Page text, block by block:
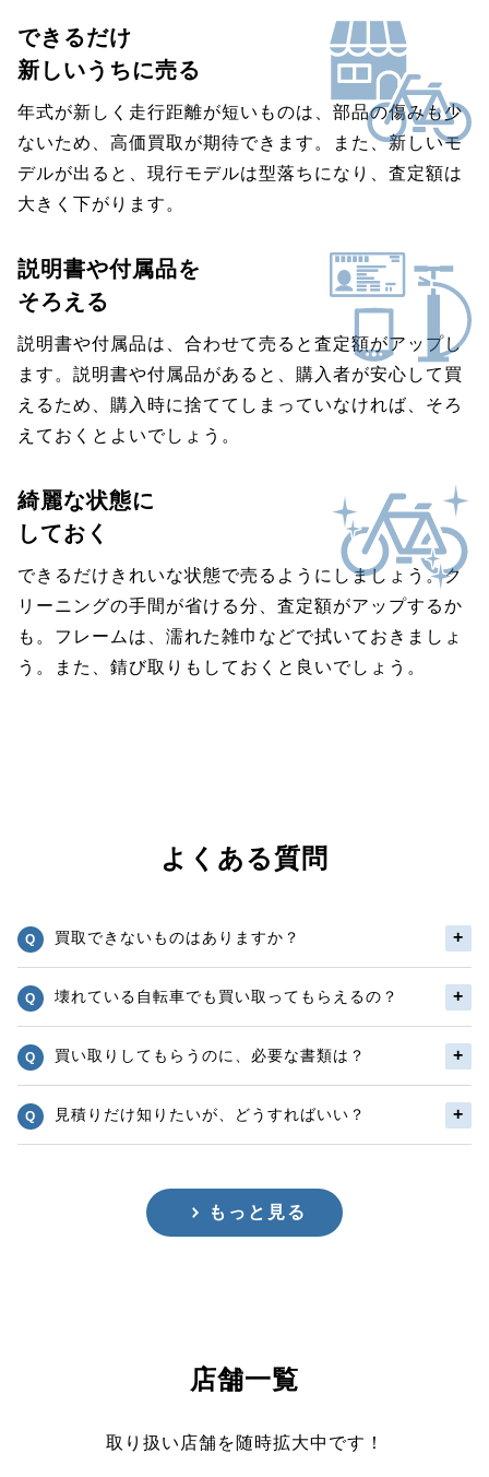
できるだけ
新しいうちに売る
年式が新しく走行距離が短いものは、部品の傷みも少
ないため、高価買取が期待できます。また、新しいモ
デルが出ると、現行モデルは型落ちになり、査定額は
大きく下がります。
説明書や付属品を
そろえる
説明書や付属品は、合わせて売ると査定額がアップし
ます。説明書や付属品があると、購入者が安心して買
えるため、購入時に捨ててしまっていなければ、そろ
えておくとよいでしょう。
綺麗な状態に
しておく
できるだけきれいな状態で売るようにしましょう。ク
リーニングの手間が省ける分、査定額がアップするか
も。フレームは、濡れた雑巾などで拭いておきましょ
う。また、錆び取りもしておくと良いでしょう。
よくある質問
買取できないものはありますか？
壊れている自転車でも買い取ってもらえるの？
買い取りしてもらうのに、必要な書類は？
見積りだけ知りたいが、どうすればいい？
もっと見る
店舗一覧
取り扱い店舗を随時拡大中です！